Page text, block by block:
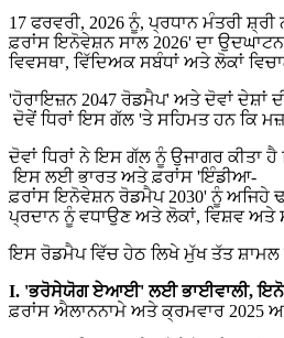
17 ਫਰਵਰੀ, 2026 ਨੂੰ, ਪ੍ਰਧਾਨ ਮੰਤਰੀ
ਫ਼ਰਾਂਸ ਇਨੋਵੇਸ਼ਨ ਸਾਲ 2026' ਦਾ
ਵਿਵਸਥਾ, ਵਿੱਦਿਅਕ ਸਬੰਧਾਂ ਅਤੇ ਲੋਕਾਂ
'ਹੋਰਾਇਜ਼ਨ 2047 ਰੋਡਮੈਪ' ਅਤੇ ਦੋਵਾਂ ਦੇਸ਼ਾਂ
ਦੋਵੇਂ ਧਿਰਾਂ ਇਸ ਗੱਲ 'ਤੇ ਸਹਿਮਤ ਹਨ ਕਿ
ਦੋਵਾਂ ਧਿਰਾਂ ਨੇ ਇਸ ਗੱਲ ਨੂੰ ਉਜਾਗਰ ਕੀਤਾ
ਇਸ ਲਈ ਭਾਰਤ ਅਤੇ ਫ਼ਰਾਂਸ 'ਇੰਡੀਆ-
ਫ਼ਰਾਂਸ ਇਨੋਵੇਸ਼ਨ ਰੋਡਮੈਪ 2030' ਨੂੰ ਅਜਿਹੇ
ਪ੍ਰਦਾਨ ਨੂੰ ਵਧਾਉਣ ਅਤੇ ਲੋਕਾਂ, ਵਿਸ਼ਵ ਅਤੇ
ਇਸ ਰੋਡਮੈਪ ਵਿੱਚ ਹੇਠ ਲਿਖੇ ਮੁੱਖ ਤੱਤ ਸ਼ਾਮਲ
I. 'ਭਰੋਸੇਯੋਗ ਏਆਈ'ਲਈ ਭਾਈਵਾਲੀ,
ਫ਼ਰਾਂਸ ਐਲਾਨਨਾਮੇ ਅਤੇ ਕ੍ਰਮਵਾਰ